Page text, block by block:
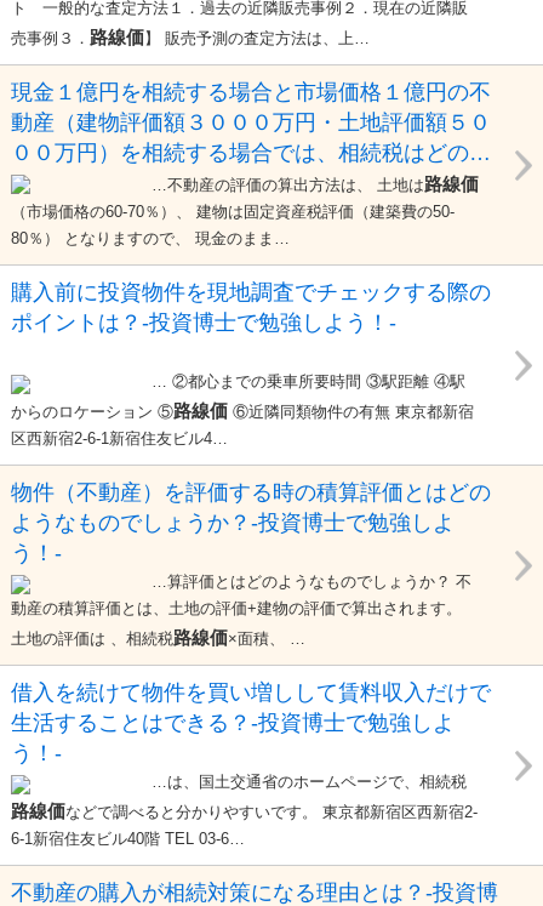
ト 一般的な査定方法１．過去の近隣販売事例２．現在の近隣販
売事例３． 路線価】 販売予測の査定方法は、上…
現金１億円を相続する場合と市場価格１億円の不
動産（建物評価額３０００万円・土地評価額５０
００万円）を相続する場合では、相続税はどのよ
うに違いますか？-投資博士で勉強しよう！-
…不動産の評価の算出方法は、 土地は路線価
（市場価格の60-70％）、 建物は固定資産税評価（建築費の50-
80％） となりますので、 現金のまま…
購入前に投資物件を現地調査でチェックする際の
ポイントは？-投資博士で勉強しよう！-
… ②都心までの乗車所要時間 ③駅距離 ④駅
からのロケーション ⑤路線価 ⑥近隣同類物件の有無 東京都新宿
区西新宿2-6-1新宿住友ビル4…
物件（不動産）を評価する時の積算評価とはどの
ようなものでしょうか？-投資博士で勉強しよ
う！-
…算評価とはどのようなものでしょうか？ 不
動産の積算評価とは、土地の評価+建物の評価で算出されます。
土地の評価は 、相続税路線価×面積、 …
借入を続けて物件を買い増しして賃料収入だけで
生活することはできる？-投資博士で勉強しよ
う！-
…は、国土交通省のホームページで、相続税
路線価などで調べると分かりやすいです。 東京都新宿区西新宿2-
6-1新宿住友ビル40階 TEL 03-6…
不動産の購入が相続対策になる理由とは？-投資博